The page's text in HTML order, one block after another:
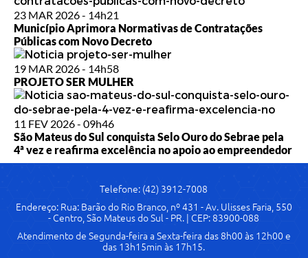
23 MAR 2026 - 14h21
Município Aprimora Normativas de Contratações
Públicas com Novo Decreto
19 MAR 2026 - 14h58
PROJETO SER MULHER
11 FEV 2026 - 09h46
São Mateus do Sul conquista Selo Ouro do Sebrae pela
4ª vez e reafirma excelência no apoio ao empreendedor
Telefone: (42) 3912-7008
Endereço: Rua: Barão do Rio Branco, nº 431 - Av. Ulisses Faria, 550
- Centro, São Mateus do Sul - PR. | CEP: 83900-088
Atendimento de Segunda-feira a Sexta-feira das 8h00 às 12h00 e
das 13h15min às 17h15.